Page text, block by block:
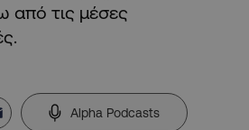
από τις μέσες
Alpha Podcasts